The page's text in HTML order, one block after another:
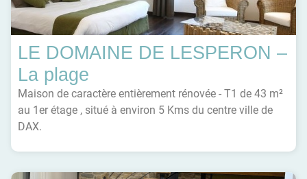
LE DOMAINE DE LESPERON –
La plage
Maison de caractère entièrement rénovée - T1 de 43 m²
au 1er étage , situé à environ 5 Kms du centre ville de
DAX.